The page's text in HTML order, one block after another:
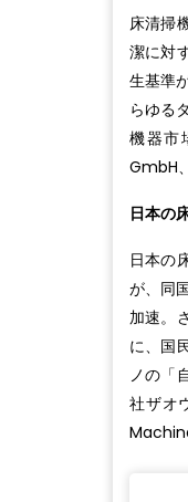
床清掃
潔に対
生基準
らゆる
機器市
GmbH
日本の
日本の
が、同
加速。
に、国
ノの「
社ザオ